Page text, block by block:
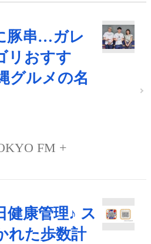
豚串…ガレ
リおすす
グルメの名
FM +
健康管理♪ ス
れた歩数計